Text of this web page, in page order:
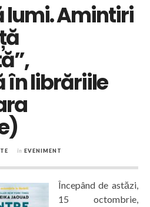
lumi. Amintiri
în librăriile
în EVENIMENT
Începând de astăzi,
15 octombrie,